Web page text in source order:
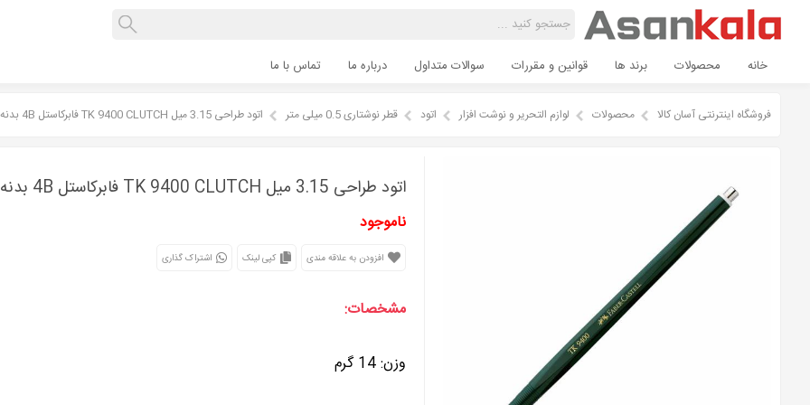
خانه محصولات برند ها قوانین و مقررات سوالات متداول درباره ما تماس با ما
فروشگاه اینترنتی آسان کالا محصولات لوازم التحریر و نوشت افزار اتود قطر نوشتاری 0.5 میلی متر اتود طراحی 3.15 میل TK 9400 CLUTCH فابرکاستل 4B بدنه سبز
اتود طراحی 3.15 میل TK 9400 CLUTCH فابرکاستل 4B بدنه سبز
ناموجود
افزودن به علاقه مندی کپی لینک اشتراک گذاری
مشخصات:
وزن: 14 گرم